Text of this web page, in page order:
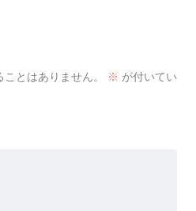
とはありません。 ※ が付いてい